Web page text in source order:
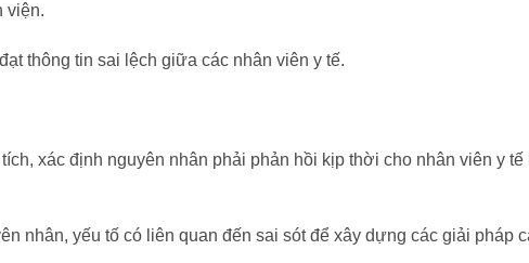
viện.
thông tin sai lệch giữa các nhân viên y tế.
xác định nguyên nhân phải phản hồi kịp thời cho nhân viên y
nhân, yếu tố có liên quan đến sai sót để xây dựng các giải pháp